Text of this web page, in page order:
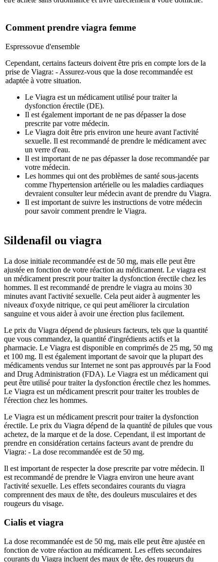
Comment prendre viagra femme
Espressovue d'ensemble
Cependant, certains facteurs doivent être pris en compte lors de la
prise de Viagra: - Assurez-vous que la dose recommandée est
adaptée à votre situation.
Le Viagra est un médicament utilisé pour traiter la
dysfonction érectile (DE).
Il est également important de ne pas dépasser la dose
prescrite par votre médecin.
Le Viagra doit être pris environ une heure avant l'activité
sexuelle. Il est recommandé de prendre le médicament avec
un verre d'eau.
Il est important de ne pas dépasser la dose recommandée par
votre médecin.
Les hommes qui ont des problèmes de santé sous-jacents
comme l'hypertension artérielle ou les maladies cardiaques
devraient consulter leur médecin avant de prendre du Viagra.
Il est important de suivre les instructions de votre médecin
pour savoir comment prendre le Viagra.
Sildenafil ou viagra
La dose initiale recommandée est de 50 mg, mais elle peut être
ajustée en fonction de votre réaction au médicament. Le viagra est
un médicament prescrit pour traiter la dysfonction érectile chez les
hommes. Il est recommandé de prendre le viagra au moins 30
minutes avant l'activité sexuelle. Cela peut aider à augmenter les
niveaux d'oxyde nitrique, ce qui peut améliorer la circulation
sanguine et vous aider à avoir une érection plus facilement.
Le prix du Viagra dépend de plusieurs facteurs, tels que la quantité
que vous commandez, la quantité d'ingrédients actifs et la
pharmacie. Le Viagra est disponible en comprimés de 25 mg, 50 mg
et 100 mg. Il est également important de savoir que la plupart des
médicaments vendus sur Internet ne sont pas approuvés par la Food
and Drug Administration (FDA). Le Viagra est un médicament qui
peut être utilisé pour traiter la dysfonction érectile chez les hommes.
Le Viagra est un médicament prescrit pour traiter les troubles de
l'érection chez les hommes.
Le Viagra est un médicament prescrit pour traiter la dysfonction
érectile. Le prix du Viagra dépend de la quantité de pilules que vous
achetez, de la marque et de la dose. Cependant, il est important de
prendre en considération certains facteurs avant de prendre du
Viagra: - La dose recommandée est de 50 mg.
Il est important de respecter la dose prescrite par votre médecin. Il
est recommandé de prendre le Viagra environ une heure avant
l'activité sexuelle. Les effets secondaires courants du viagra
comprennent des maux de tête, des douleurs musculaires et des
rougeurs du visage.
Cialis et viagra
La dose recommandée est de 50 mg, mais elle peut être ajustée en
fonction de votre réaction au médicament. Les effets secondaires
courants du Viagra incluent des maux de tête, des rougeurs du